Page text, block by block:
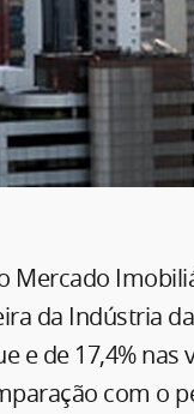
Mercado
da Indústria
e de 17,4% nas
com o